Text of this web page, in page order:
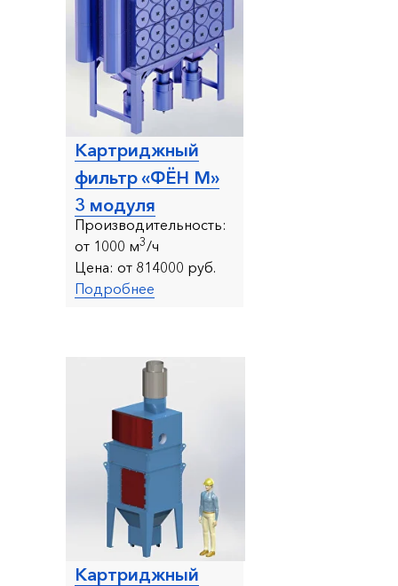
Картриджный
Картриджный
фильтр «ФЁН М»
3 модуля
Производительность:
от 1 000 м3/ч
Цена: от 814000 руб.
Подробнее